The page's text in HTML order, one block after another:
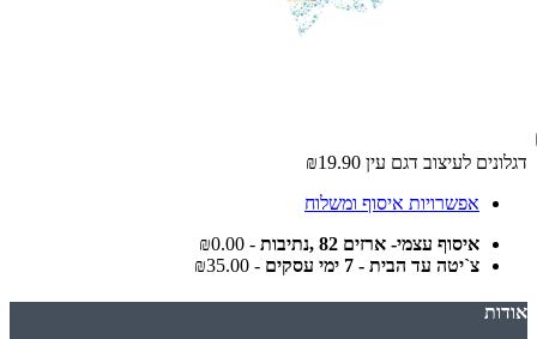
דגלונים לעיצוב דגם עין ₪19.90
אפשרויות איסוף ומשלוח
איסוף עצמי- ארזים 82 ,נתיבות
- ₪0.00
צ`יטה עד הבית - 7 ימי עסקים
- ₪35.00
אודות